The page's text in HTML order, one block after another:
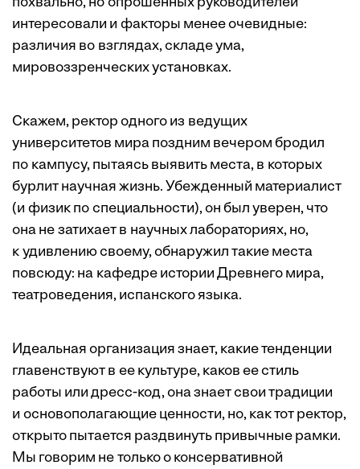
интересовали и факторы менее очевидные:
различия во взглядах, складе ума,
мировоззренческих установках.
Скажем, ректор одного из ведущих
университетов мира поздним вечером бродил
по кампусу, пытаясь выявить места, в которых
бурлит научная жизнь. Убежденный материалист
(и физик по специальности), он был уверен, что
она не затихает в научных лабораториях, но,
к удивлению своему, обнаружил такие места
повсюду: на кафедре истории Древнего мира,
театроведения, испанского языка.
Идеальная организация знает, какие тенденции
главенствуют в ее культуре, каков ее стиль
работы или дресс-код, она знает свои традиции
и основополагающие ценности, но, как тот ректор,
открыто пытается раздвинуть привычные рамки.
Мы говорим не только о консервативной